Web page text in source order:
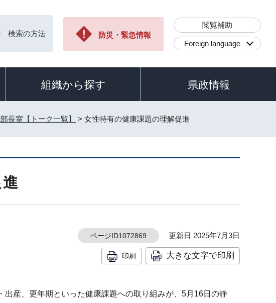
検索の方法 防災・緊急情報
閲覧補助
Foreign language
組織から探す 県政情報
長室【トーク一覧】 > 女性特有の健康課題の理解促進
ページID1072869 更新日 2025年7月3日
印刷 大きな文字で印刷
産、更年期といった健康課題への取り組みが、5月16日の静